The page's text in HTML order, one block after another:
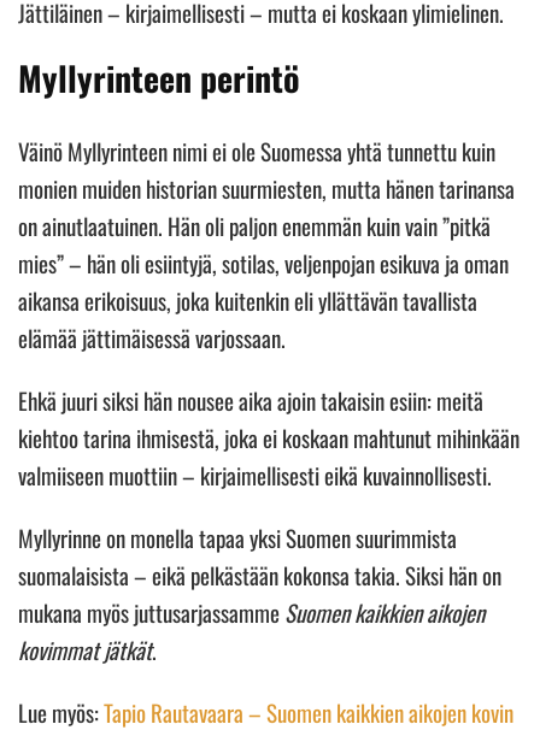
Jättiläinen – kirjaimellisesti – mutta ei koskaan ylimielinen.
Myllyrinteen perintö
Väinö Myllyrinteen nimi ei ole Suomessa yhtä tunnettu kuin
monien muiden historian suurmiesten, mutta hänen tarinansa
on ainutlaatuinen. Hän oli paljon enemmän kuin vain ”pitkä
mies” – hän oli esiintyjä, sotilas, veljenpojan esikuva ja oman
aikansa erikoisuus, joka kuitenkin eli yllättävän tavallista
elämää jättimäisessä varjossaan.
Ehkä juuri siksi hän nousee aika ajoin takaisin esiin: meitä
kiehtoo tarina ihmisestä, joka ei koskaan mahtunut mihinkään
valmiiseen muottiin – kirjaimellisesti eikä kuvainnollisesti.
Myllyrinne on monella tapaa yksi Suomen suurimmista
suomalaisista – eikä pelkästään kokonsa takia. Siksi hän on
mukana myös juttusarjassammeSuomen kaikkien aikojen
kovimmat jätkät.
Lue myös:Tapio Rautavaara – Suomen kaikkien aikojen kovin